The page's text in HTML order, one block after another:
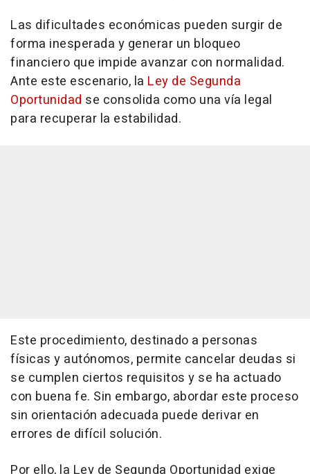
Las dificultades económicas pueden surgir de
forma inesperada y generar un bloqueo
financiero que impide avanzar con normalidad.
Ante este escenario, la Ley de Segunda
Oportunidad se consolida como una vía legal
para recuperar la estabilidad.
Este procedimiento, destinado a personas
físicas y autónomos, permite cancelar deudas si
se cumplen ciertos requisitos y se ha actuado
con buena fe. Sin embargo, abordar este proceso
sin orientación adecuada puede derivar en
errores de difícil solución.